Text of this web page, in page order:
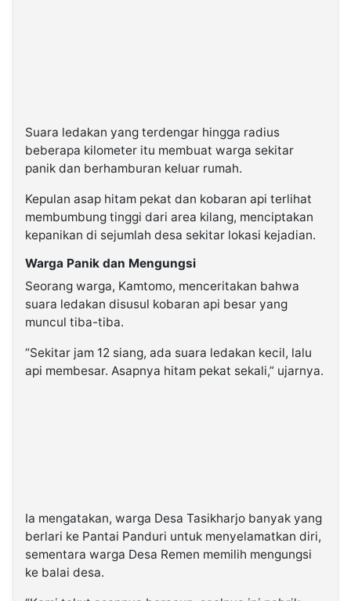
Suara ledakan yang terdengar hingga radius
beberapa kilometer itu membuat warga sekitar
panik dan berhamburan keluar rumah.
Kepulan asap hitam pekat dan kobaran api terlihat
membumbung tinggi dari area kilang, menciptakan
kepanikan di sejumlah desa sekitar lokasi kejadian.
Warga Panik dan Mengungsi
Seorang warga, Kamtomo, menceritakan bahwa
suara ledakan disusul kobaran api besar yang
muncul tiba-tiba.
“Sekitar jam 12 siang, ada suara ledakan kecil, lalu
api membesar. Asapnya hitam pekat sekali,” ujarnya.
Ia mengatakan, warga Desa Tasikharjo banyak yang
berlari ke Pantai Panduri untuk menyelamatkan diri,
sementara warga Desa Remen memilih mengungsi
ke balai desa.